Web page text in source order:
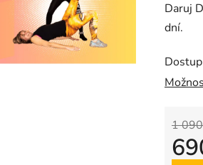
je
z
5
Daruj
dní.
1